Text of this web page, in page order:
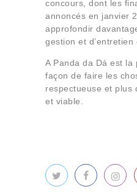
concours, dont les
annoncés en janvier
approfondir
gestion et
A Panda da Dá est la
façon de faire les
respectueuse et plus
et viable.